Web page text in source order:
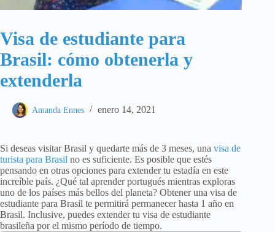
Visa de estudiante para
Brasil: cómo obtenerla y
extenderla
Amanda Ennes enero 14, 2021
Si deseas visitar Brasil y quedarte más de 3 meses, una visa de
turista para Brasil no es suficiente. Es posible que estés
pensando en otras opciones para extender tu estadía en este
increíble país. ¿Qué tal aprender portugués mientras exploras
uno de los países más bellos del planeta? Obtener una visa de
estudiante para Brasil te permitirá permanecer hasta 1 año en
Brasil. Inclusive, puedes extender tu visa de estudiante
brasileña por el mismo período de tiempo.